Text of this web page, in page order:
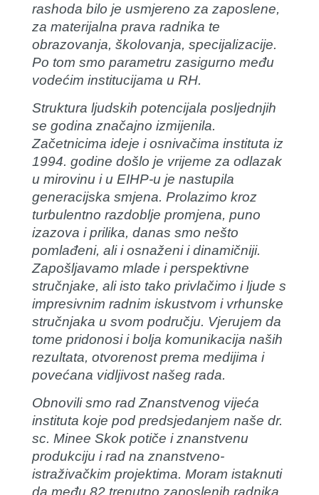
rashoda bilo je usmjereno za zaposlene,
za materijalna prava radnika te
obrazovanja, školovanja, specijalizacije.
Po tom smo parametru zasigurno među
vodećim institucijama u RH.
Struktura ljudskih potencijala posljednjih
se godina značajno izmijenila.
Začetnicima ideje i osnivačima instituta iz
1994. godine došlo je vrijeme za odlazak
u mirovinu i u EIHP-u je nastupila
generacijska smjena. Prolazimo kroz
turbulentno razdoblje promjena, puno
izazova i prilika, danas smo nešto
pomlađeni, ali i osnaženi i dinamičniji.
Zapošljavamo mlade i perspektivne
stručnjake, ali isto tako privlačimo i ljude s
impresivnim radnim iskustvom i vrhunske
stručnjaka u svom području. Vjerujem da
tome pridonosi i bolja komunikacija naših
rezultata, otvorenost prema medijima i
povećana vidljivost našeg rada.
Obnovili smo rad Znanstvenog vijeća
instituta koje pod predsjedanjem naše dr.
sc. Minee Skok potiče i znanstvenu
produkciju i rad na znanstveno-
istraživačkim projektima. Moram istaknuti